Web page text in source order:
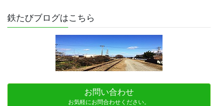
鉄たびブログはこちら
お問い合わせ
お気軽にお問合わせください。